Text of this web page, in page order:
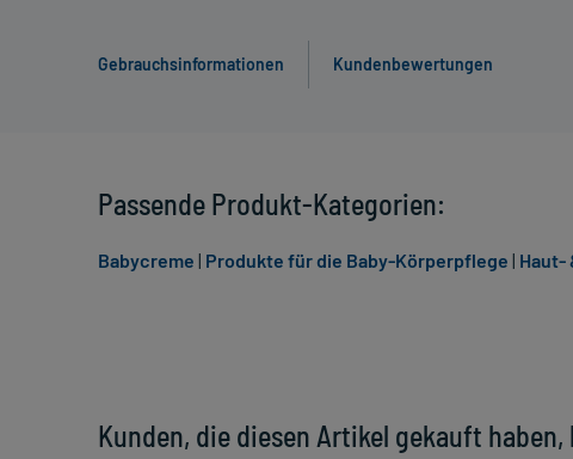
Gebrauchsinformationen Kundenbewertungen
Kunden, die diesen Artikel gekauft
Passende Produkt-Kategorien:
Babycreme | Produkte für die Baby-Körperpflege | Haut-